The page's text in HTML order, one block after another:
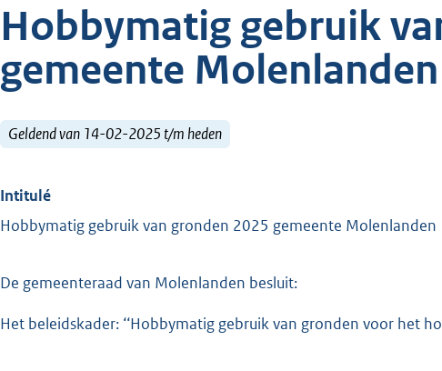
Hobbymatig gebruik
gemeente Molenlanden
Geldend van 14-02-2025 t/m heden
Intitulé
Hobbymatig gebruik van gronden 2025 gemeente Molenlanden
De gemeenteraad van Molenlanden besluit:
Het beleidskader: ‘‘Hobbymatig gebruik van gronden voor het